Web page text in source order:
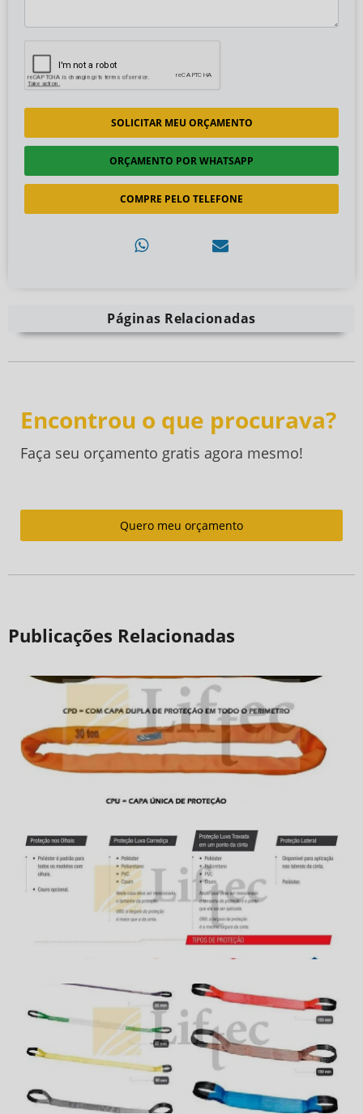
SOLICITAR MEU ORÇAMENTO
ORÇAMENTO POR WHATSAPP
COMPRE PELO TELEFONE
Páginas Relacionadas
Encontrou o que procurava?
Faça seu orçamento gratis agora mesmo!
Quero meu orçamento
Publicações Relacionadas